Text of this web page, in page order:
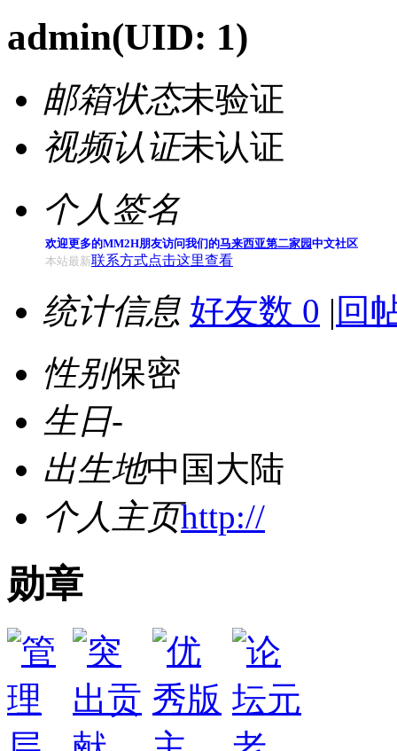
admin(UID: 1)
邮箱状态未验证
视频认证未认证
个人签名
欢迎更多的MM2H朋友访问我们的马来西亚第二家园中文社区
本站最新联系方式点击这里查看
统计信息 好友数 0 | 回
性别保密
生日-
出生地中国大陆
个人主页http://
勋章